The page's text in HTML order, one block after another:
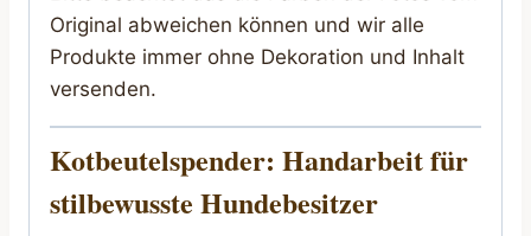
Original abweichen können und wir alle
Produkte immer ohne Dekoration und Inhalt
versenden.
Kotbeutelspender: Handarbeit für
stilbewusste Hundebesitzer